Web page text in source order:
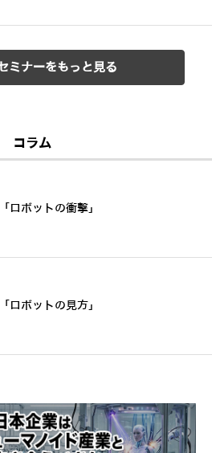
ミナーをもっと見る
コラム
ロボットの衝撃」
ロボットの見方」